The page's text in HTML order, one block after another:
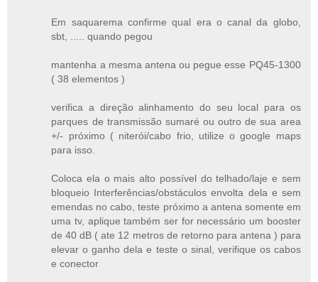
Em saquarema confirme qual era o canal da globo,
sbt, ..... quando pegou
mantenha a mesma antena ou pegue esse PQ45-1300
( 38 elementos )
verifica a direção alinhamento do seu local para os
parques de transmissão sumaré ou outro de sua area
+/- próximo ( niterói/cabo frio, utilize o google maps
para isso.
Coloca ela o mais alto possível do telhado/laje e sem
bloqueio Interferências/obstáculos envolta dela e sem
emendas no cabo, teste próximo a antena somente em
uma tv, aplique também ser for necessário um booster
de 40 dB ( ate 12 metros de retorno para antena ) para
elevar o ganho dela e teste o sinal, verifique os cabos
e conector